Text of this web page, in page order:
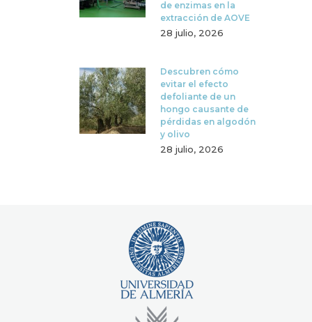
de enzimas en la
extracción de AOVE
28 julio, 2026
Descubren cómo
evitar el efecto
defoliante de un
hongo causante de
pérdidas en algodón
y olivo
28 julio, 2026